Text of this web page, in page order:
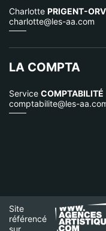
Charlotte PRIGENT-
charlotte@les-aa.com
LA COMPTA
Service COMPTABILITÉ
comptabilite@les-
Site
référencé
sur